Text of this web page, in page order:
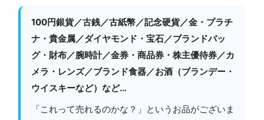
100円銀貨／古銭／古紙幣／記念硬貨／金・プラチ
ナ・貴金属／ダイヤモンド・宝石／ブランドバッ
グ・財布／腕時計／金券・商品券・株主優待券／カ
メラ・レンズ／ブランド食器／お酒（ブランデー・
ウイスキーなど）など…
「これって売れるのかな？」というお品がございま